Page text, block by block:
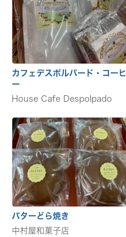
カフェデスポルパード・コーヒ
ー
House Cafe Despolpado
バターどら焼き
中村屋和菓子店